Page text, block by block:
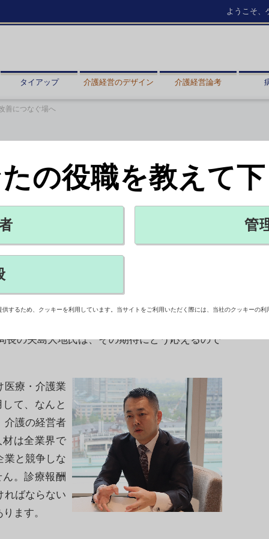
ようこそ、
タイアップ 介護経営のデザイン 介護経営論考
善につなぐ場へ
騰による収益悪化や人手不足など課題山積の医
長の矢島大地氏は、その期待にどう応えるので
療・介護業
て、なんと
介護の経営者
は全業界で
業と競争しな
。診療報酬
ればならない
ます。
の役職を教えて
管
するため、クッキーを利用しています。当サイトをご利用いただく際には、当社のクッキーの